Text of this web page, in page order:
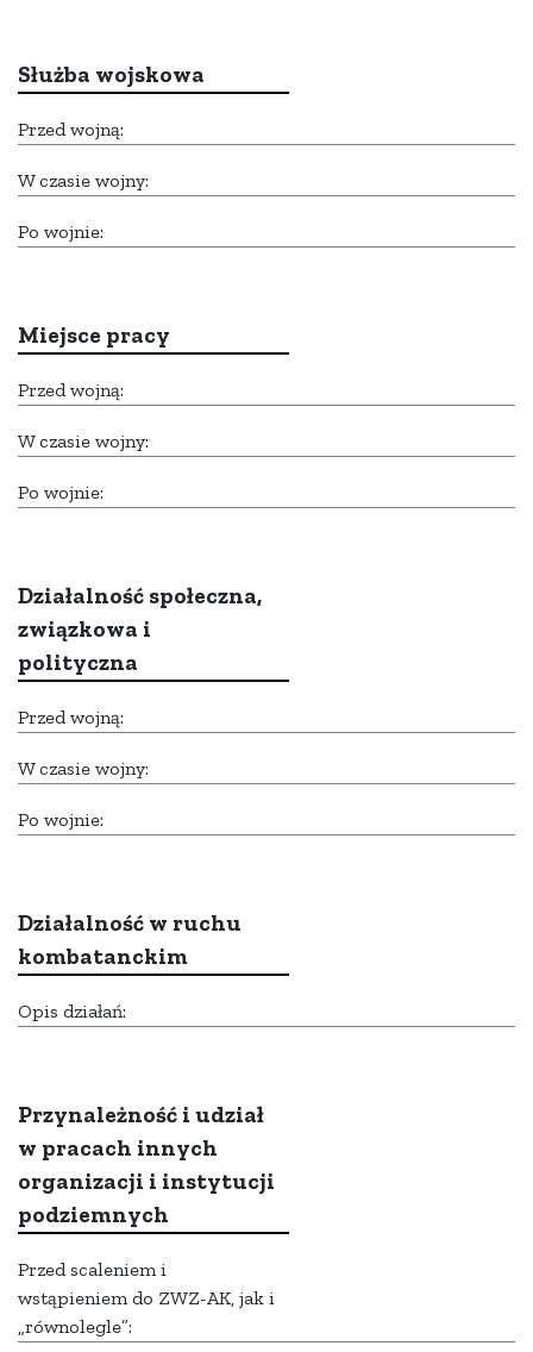
Służba wojskowa
Przed wojną:
W czasie wojny:
Po wojnie:
Miejsce pracy
Przed wojną:
W czasie wojny:
Po wojnie:
Działalność społeczna,
związkowa i
polityczna
Przed wojną:
W czasie wojny:
Po wojnie:
Działalność w ruchu
kombatanckim
Opis działań:
Przynależność i udział
w pracach innych
organizacji i instytucji
podziemnych
Przed scaleniem i
wstąpieniem do ZWZ-AK, jak i
„równolegle”: